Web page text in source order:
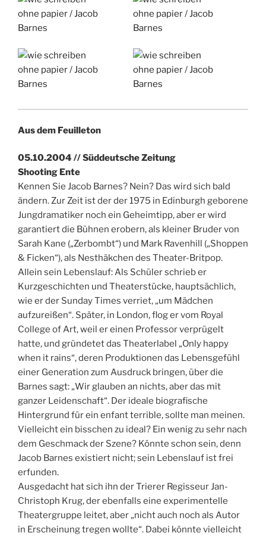
Aus dem Feuilleton
05.10.2004 // Süddeutsche Zeitung
Shooting Ente
Kennen Sie Jacob Barnes? Nein? Das wird sich bald
ändern. Zur Zeit ist der der 1975 in Edinburgh geborene
Jungdramatiker noch ein Geheimtipp, aber er wird
garantiert die Bühnen erobern, als kleiner Bruder von
Sarah Kane („Zerbombt“) und Mark Ravenhill („Shoppen
& Ficken“), als Nesthäkchen des Theater-Britpop.
Allein sein Lebenslauf: Als Schüler schrieb er
Kurzgeschichten und Theaterstücke, hauptsächlich,
wie er der Sunday Times verriet, „um Mädchen
aufzureißen“. Später, in London, flog er vom Royal
College of Art, weil er einen Professor verprügelt
hatte, und gründetet das Theaterlabel „Only happy
when it rains“, deren Produktionen das Lebensgefühl
einer Generation zum Ausdruck bringen, über die
Barnes sagt: „Wir glauben an nichts, aber das mit
ganzer Leidenschaft“. Der ideale biografische
Hintergrund für ein enfant terrible, sollte man meinen.
Vielleicht ein bisschen zu ideal? Ein wenig zu sehr nach
dem Geschmack der Szene? Könnte schon sein, denn
Jacob Barnes existiert nicht; sein Lebenslauf ist frei
erfunden.
Ausgedacht hat sich ihn der Trierer Regisseur Jan-
Christoph Krug, der ebenfalls eine experimentelle
Theatergruppe leitet, aber „nicht auch noch als Autor
in Erscheinung tregen wollte“. Dabei könnte vielleicht